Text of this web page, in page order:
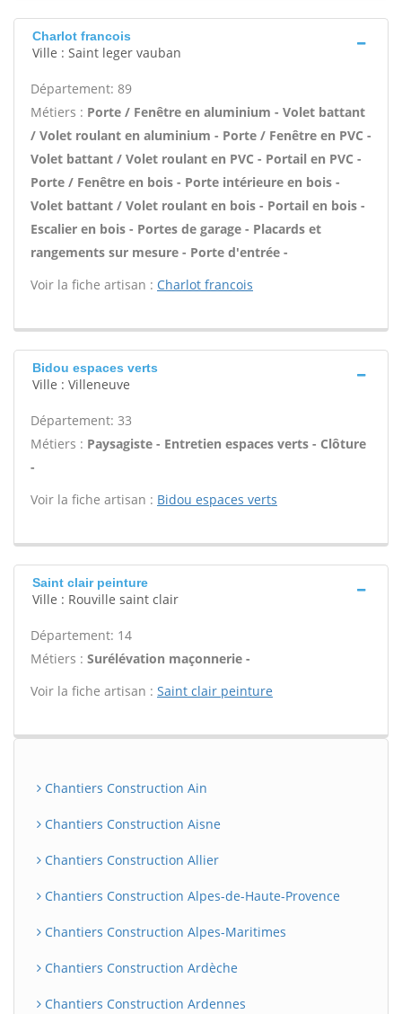
Charlot francois
Ville : Saint leger vauban
Département: 89
Métiers : Porte / Fenêtre en aluminium - Volet battant
/ Volet roulant en aluminium - Porte / Fenêtre en PVC -
Volet battant / Volet roulant en PVC - Portail en PVC -
Porte / Fenêtre en bois - Porte intérieure en bois -
Volet battant / Volet roulant en bois - Portail en bois -
Escalier en bois - Portes de garage - Placards et
rangements sur mesure - Porte d'entrée -
Voir la fiche artisan : Charlot francois
Bidou espaces verts
Ville : Villeneuve
Département: 33
Métiers : Paysagiste - Entretien espaces verts - Clôture
-
Voir la fiche artisan : Bidou espaces verts
Saint clair peinture
Ville : Rouville saint clair
Département: 14
Métiers : Surélévation maçonnerie -
Voir la fiche artisan : Saint clair peinture
Chantiers Construction Ain
Chantiers Construction Aisne
Chantiers Construction Allier
Chantiers Construction Alpes-de-Haute-Provence
Chantiers Construction Alpes-Maritimes
Chantiers Construction Ardèche
Chantiers Construction Ardennes